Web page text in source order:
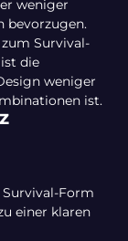
weniger
bevorzugen.
Survival-
die
weniger
ist.
Form
einer klaren